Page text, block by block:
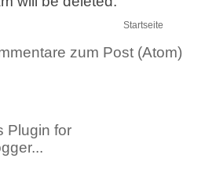
Startseite
zum Post (Atom)